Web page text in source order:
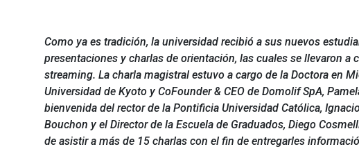
Como ya es tradición, la universidad recibió a sus nuevos
presentaciones y charlas de orientación, las cuales se llevaron
streaming. La charla magistral estuvo a cargo de la Doctora en
Universidad de Kyoto y CoFounder & CEO de Domolif SpA,
bienvenida del rector de la Pontificia Universidad Católica,
Bouchon y el Director de la Escuela de Graduados, Diego
de asistir a más de 15 charlas con el fin de entregarles